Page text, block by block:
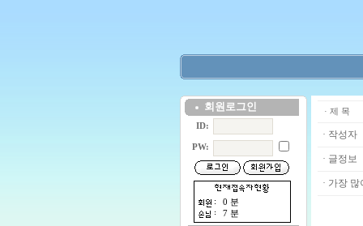
회원로그인
ID:
PW:
0 분
7 분
· 제 목
· 작성자
· 글정보
· 가장